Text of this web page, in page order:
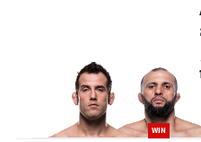
WIN